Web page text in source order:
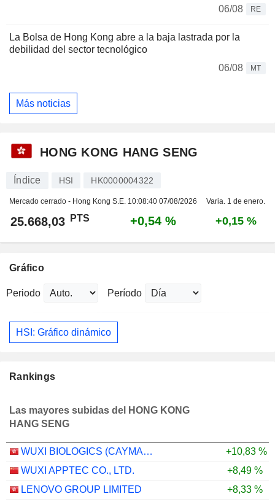
06/08
RE
La Bolsa de Hong Kong abre a la baja lastrada por la
debilidad del sector tecnológico
06/08
MT
Más noticias
HONG KONG HANG SENG
Índice HSI HK0000004322
Mercado cerrado - Hong Kong S.E. 10:08:40 07/08/2026 Varia. 1 de enero.
25.668,03 PTS +0,54 % +0,15 %
Gráfico
Periodo Período
HSI: Gráfico dinámico
Rankings
Las mayores subidas del HONG KONG
HANG SENG
WUXI BIOLOGICS (CAYMAN) INC.
+10,83 %
WUXI APPTEC CO., LTD.
+8,49 %
LENOVO GROUP LIMITED
+8,33 %